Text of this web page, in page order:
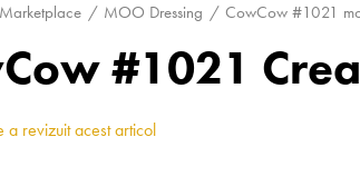
MOO Dressing CowCow #1021
#1021
a revizuit acest articol